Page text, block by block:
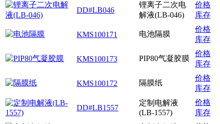
DD#LB046
锂离子二次电
解液(LB-046)
价格
库存
KMS100171 电池隔膜
价格
库存
KMS100173 PIP80气凝胶膜
价格
库存
KMS100172 隔膜纸
价格
库存
DD#LB1557
定制电解液
(LB-1557)
价格
库存